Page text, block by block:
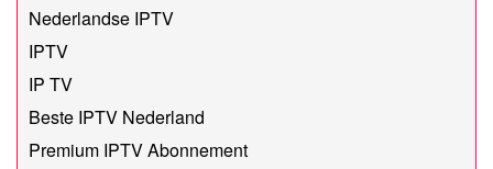
Nederlandse IPTV
IPTV
IP TV
Beste IPTV Nederland
Premium IPTV Abonnement